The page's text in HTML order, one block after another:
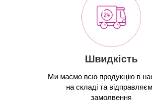
Ми маємо всю продукцію в
на складі та
замолвення
Швидкість